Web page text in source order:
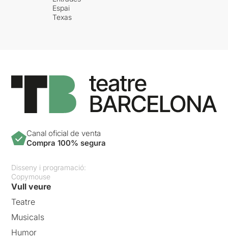
Espai
Texas
Canal oficial de venta
Compra 100% segura
Disseny i programació:
Copymouse
Vull veure
Teatre
Musicals
Humor